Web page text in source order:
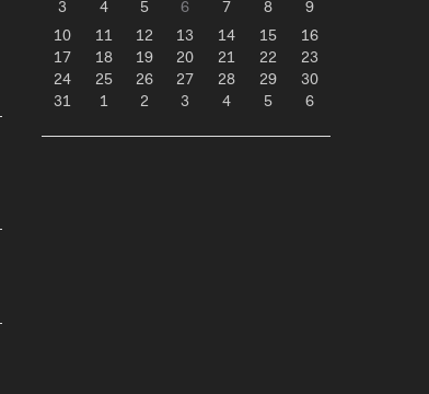
3
4 5 6 7 8
9
10
11 12 13 14 15
16
17
18 19 20 21 22
23
24
25 26 27 28 29
30
31
1 2 3 4 5 6